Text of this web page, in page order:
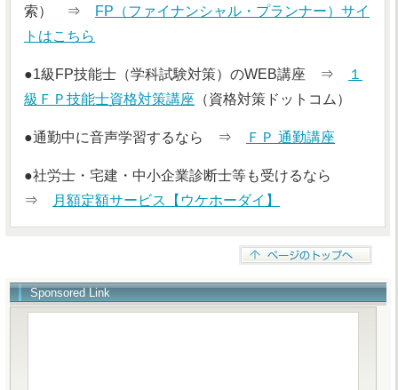
索） ⇒
FP（ファイナンシャル・プランナー）サイ
トはこちら
●1級FP技能士（学科試験対策）のWEB講座 ⇒
１
級ＦＰ技能士資格対策講座 （資格対策ドットコム）
●通勤中に音声学習するなら ⇒ ＦＰ 通勤講座
●社労士・宅建・中小企業診断士等も受けるなら
⇒
月額定額サービス【ウケホーダイ】
Sponsored Link